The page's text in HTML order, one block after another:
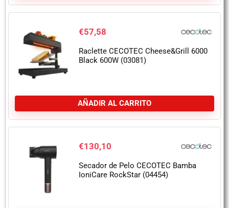
€57,58
Raclette CECOTEC Cheese&Grill 6000
Black 600W (03081)
AÑADIR AL CARRITO
€130,10
Secador de Pelo CECOTEC Bamba
IoniCare RockStar (04454)